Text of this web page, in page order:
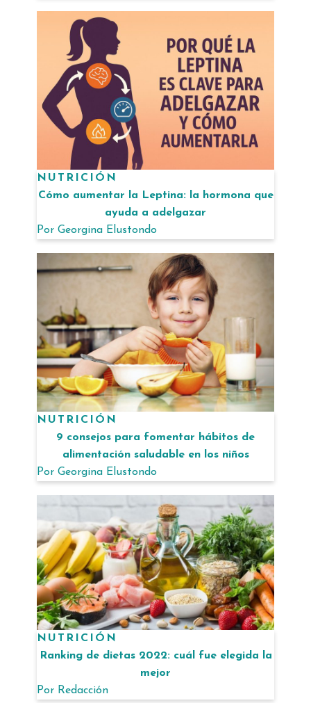
NUTRICIÓN
Cómo aumentar la Leptina: la hormona que
ayuda a adelgazar
Por Georgina Elustondo
NUTRICIÓN
9 consejos para fomentar hábitos de
alimentación saludable en los niños
Por Georgina Elustondo
NUTRICIÓN
Ranking de dietas 2022: cuál fue elegida la
mejor
Por Redacción